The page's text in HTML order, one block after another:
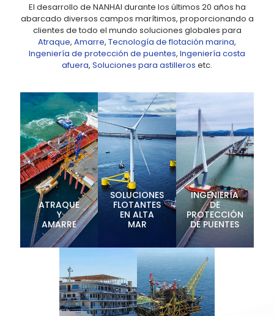
El desarrollo de NANHAI durante los últimos 20 años ha
abarcado diversos campos marítimos, proporcionando a
clientes de todo el mundo soluciones globales para
Atraque, Amarre, Tecnología de flotación marina,
Ingeniería de protección de puentes, Ingeniería costa
afuera, Soluciones para astilleros etc.
ATRAQUE
Y
AMARRE
SOLUCIONES
FLOTANTES
EN ALTA
MAR
INGENIERÍA
DE
PROTECCIÓN
DE PUENTES